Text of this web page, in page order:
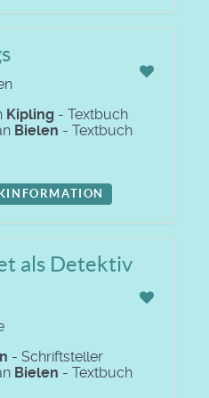
Kipling - Textbuch
Bielen - Textbuch
als Detektiv
- Schriftsteller
Bielen - Textbuch